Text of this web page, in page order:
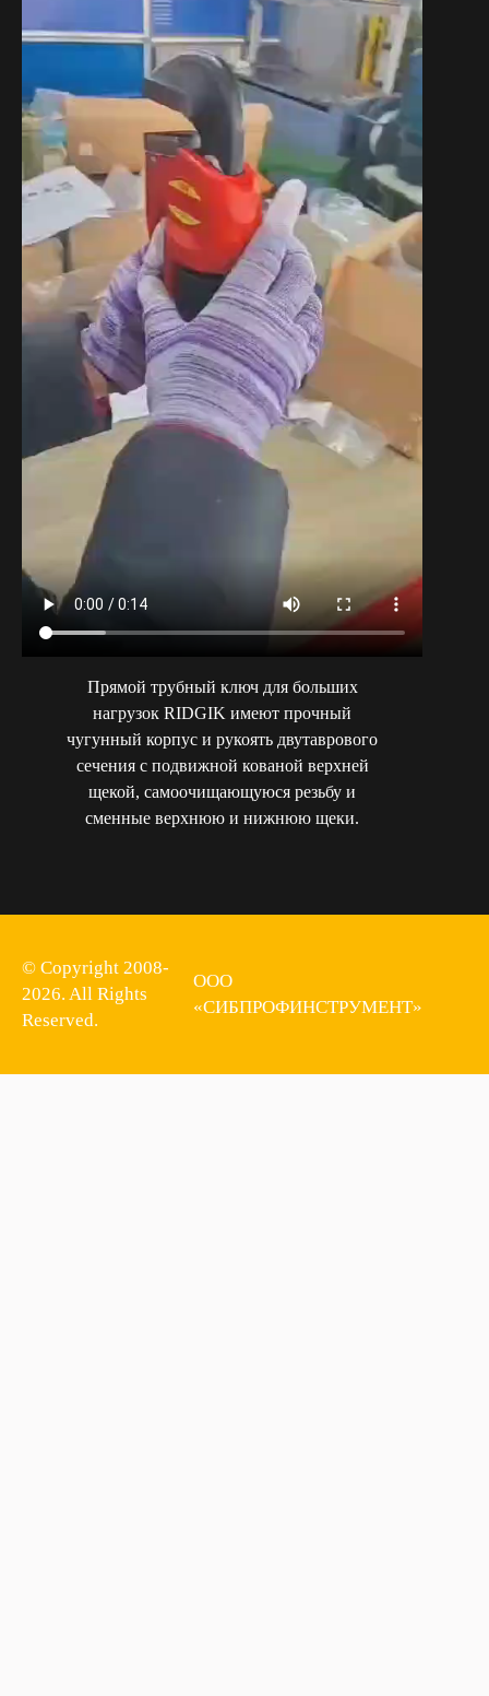
Прямой трубный ключ для больших
нагрузок RIDGIK имеют прочный
чугунный корпус и рукоять двутаврового
сечения с подвижной кованой верхней
щекой, самоочищающуюся резьбу и
сменные верхнюю и нижнюю щеки.
© Copyright 2008-
2026. All Rights
Reserved.
ООО
«СИБПРОФИНСТРУМЕНТ»